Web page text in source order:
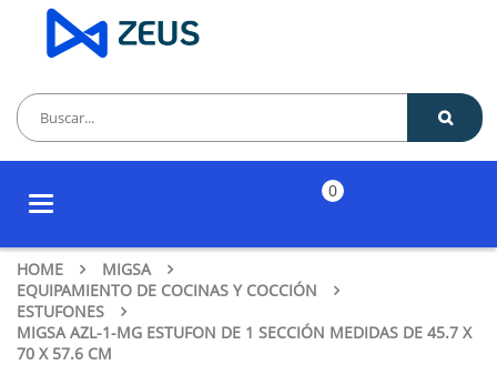
Toggle
0
HOME
MIGSA
EQUIPAMIENTO DE COCINAS Y COCCIÓN
ESTUFONES
MIGSA AZL-1-MG ESTUFON DE 1 SECCIÓN MEDIDAS DE 45.7 X
70 X 57.6 CM